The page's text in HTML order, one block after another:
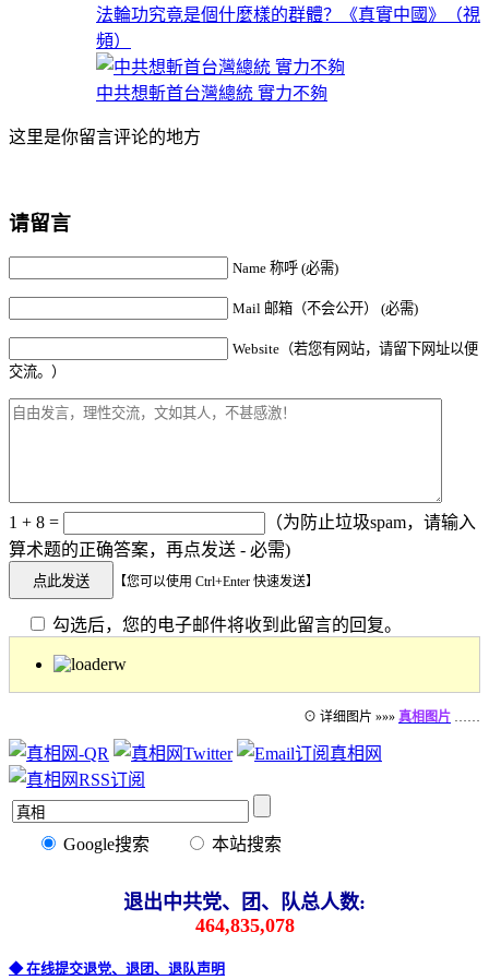
法輪功究竟是個什麼樣的群體？《真實中國》（視
頻）
中共想斬首台灣總統 實力不夠
这里是你留言评论的地方
请留言
Name 称呼 (必需)
Mail 邮箱（不会公开） (必需)
Website（若您有网站，请留下网址以便
交流。）
1 + 8 =
（为防止垃圾spam，请输入
算术题的正确答案，再点发送 - 必需)
【您可以使用 Ctrl+Enter 快速发送】
勾选后，您的电子邮件将收到此留言的回复。
⊙ 详细图片 »»» 真相图片
Google搜索 本站搜索
退出中共党、团、队总人数:
464,835,078
◆ 在线提交退党、退团、退队声明